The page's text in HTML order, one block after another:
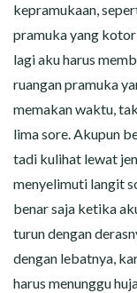
kepramukaan,
pramuka yang
lagi aku harus
ruangan pramuka
memakan waktu,
lima sore. Akupun
tadi kulihat lewat
menyelimuti langit
benar saja ketika
turun dengan
dengan lebatnya,
harus menunggu